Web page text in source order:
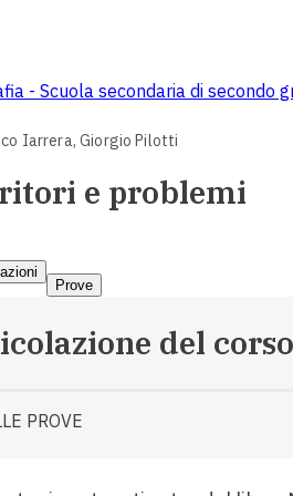
- Scuola secondaria di secondo
Iarrera,Giorgio Pilotti
e problemi
Prove
del corso
PROVE